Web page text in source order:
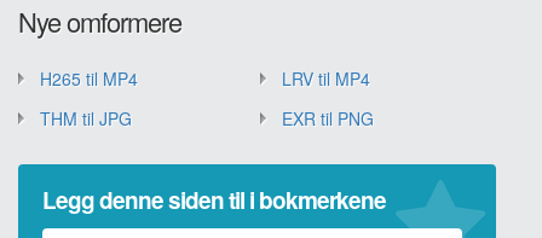
Nye omformere
H265 til MP4
LRV til MP4
THM til JPG
EXR til PNG
Legg denne siden til i bokmerkene